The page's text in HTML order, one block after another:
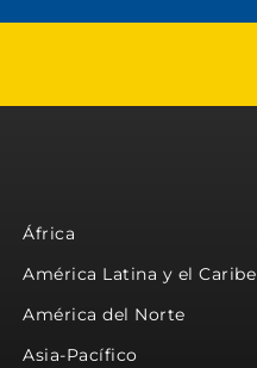
África
América Latina y el Caribe
América del Norte
Asia-Pacífico